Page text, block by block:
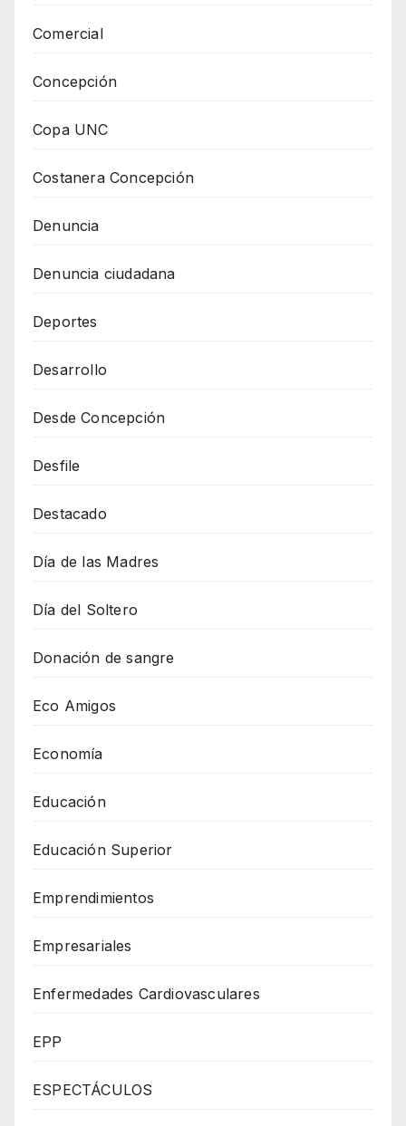
Comercial
Concepción
Copa UNC
Costanera Concepción
Denuncia
Denuncia ciudadana
Deportes
Desarrollo
Desde Concepción
Desfile
Destacado
Día de las Madres
Día del Soltero
Donación de sangre
Eco Amigos
Economía
Educación
Educación Superior
Emprendimientos
Empresariales
Enfermedades Cardiovasculares
EPP
ESPECTÁCULOS